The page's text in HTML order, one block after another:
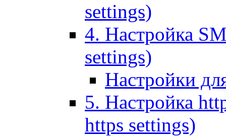
settings)
4. Настройка
settings)
Настройки
5. Настройка
https settings)